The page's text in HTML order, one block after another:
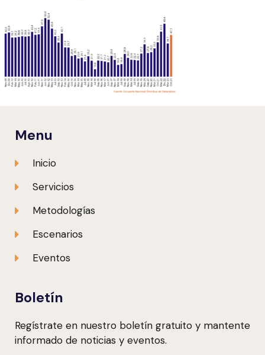
Menu
Inicio
Servicios
Metodologías
Escenarios
Eventos
Boletín
Regístrate en nuestro boletín gratuito y mantente
informado de noticias y eventos.